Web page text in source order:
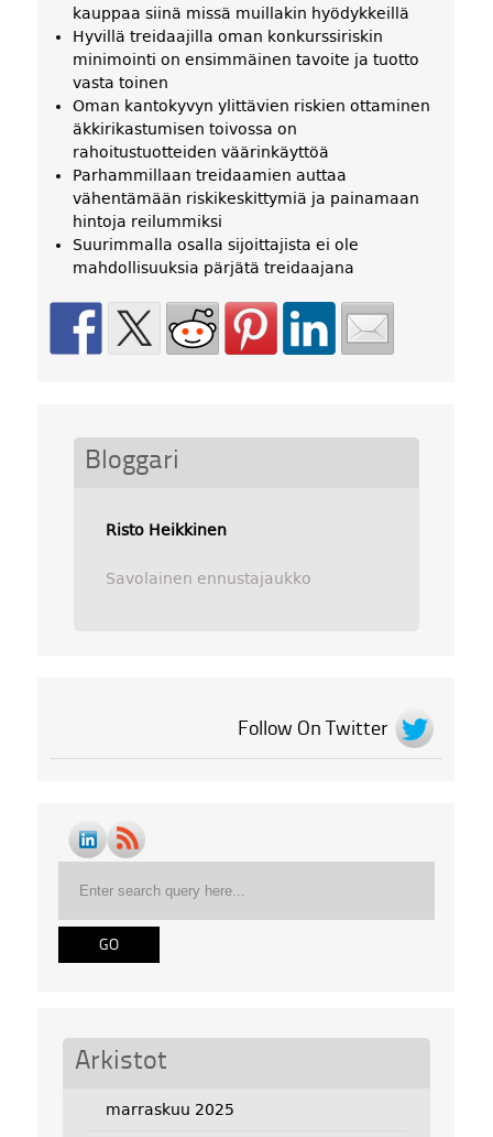
kauppaa siinä missä muillakin hyödykkeillä
Hyvillä treidaajilla oman konkurssiriskin
minimointi on ensimmäinen tavoite ja tuotto
vasta toinen
Oman kantokyvyn ylittävien riskien ottaminen
äkkirikastumisen toivossa on
rahoitustuotteiden väärinkäyttöä
Parhammillaan treidaamien auttaa
vähentämään riskikeskittymiä ja painamaan
hintoja reilummiksi
Suurimmalla osalla sijoittajista ei ole
mahdollisuuksia pärjätä treidaajana
Bloggari
Risto Heikkinen
Savolainen ennustajaukko
Follow On Twitter
Arkistot
marraskuu 2025